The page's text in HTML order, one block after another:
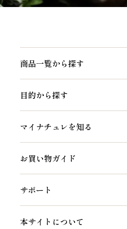
商品一覧から探す
目的から探す
マイナチュレを知る
お買い物ガイド
サポート
本サイトについて